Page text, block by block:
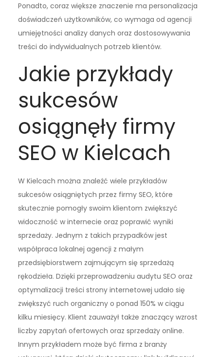
Ponadto, coraz większe znaczenie ma personalizacja
doświadczeń użytkowników, co wymaga od agencji
umiejętności analizy danych oraz dostosowywania
treści do indywidualnych potrzeb klientów.
Jakie przykłady
sukcesów
osiągnęły firmy
SEO w Kielcach
W Kielcach można znaleźć wiele przykładów
sukcesów osiągniętych przez firmy SEO, które
skutecznie pomogły swoim klientom zwiększyć
widoczność w internecie oraz poprawić wyniki
sprzedaży. Jednym z takich przypadków jest
współpraca lokalnej agencji z małym
przedsiębiorstwem zajmującym się sprzedażą
rękodzieła. Dzięki przeprowadzeniu audytu SEO oraz
optymalizacji treści strony internetowej udało się
zwiększyć ruch organiczny o ponad 150% w ciągu
kilku miesięcy. Klient zauważył także znaczący wzrost
liczby zapytań ofertowych oraz sprzedaży online.
Innym przykładem może być firma z branży